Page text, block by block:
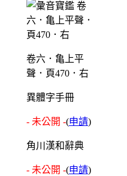
卷六．亀上平
聲．頁470．右
異體字手冊
- 未公開 -(申請)
角川漢和辭典
- 未公開 -(申請)